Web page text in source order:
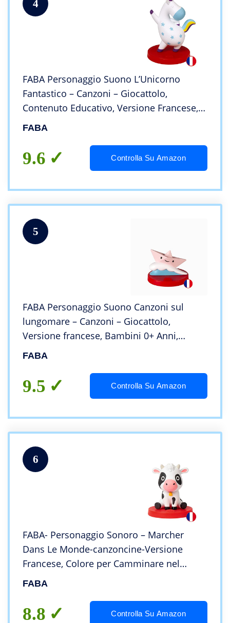
4
FABA Personaggio Suono L’Unicorno
Fantastico – Canzoni – Giocattolo,
Contenuto Educativo, Versione Francese,
Bambini 3+ Anni
FABA
9.6 Controlla Su Amazon
5
FABA Personaggio Suono Canzoni sul
lungomare – Canzoni – Giocattolo,
Versione francese, Bambini 0+ Anni,
FFF30008
FABA
9.5 Controlla Su Amazon
6
FABA- Personaggio Sonoro – Marcher
Dans Le Monde-canzoncine-Versione
Francese, Colore per Camminare nel
Mondo, Personnages Sonores, FFF30001
FABA
8.8 Controlla Su Amazon